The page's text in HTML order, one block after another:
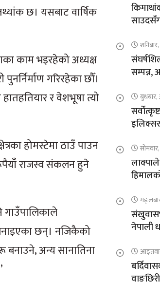
छ। यसबाट वार्षिक
काम भइरहेको अध्यक्ष
गरिरहेका छौँ।
र वेशभूषा त्यो
होमस्टेमा ठाउँ पाउन
राजस्व संकलन हुने
गाउँपालिकाले
छन्। नजिकैको
बनाउने, अन्य सानातिना
सम्पन्न,
बुधबार,
नेपाली